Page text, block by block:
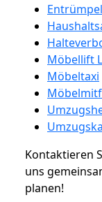
Möbellift
Möbeltaxi
Kontaktieren
uns
planen!